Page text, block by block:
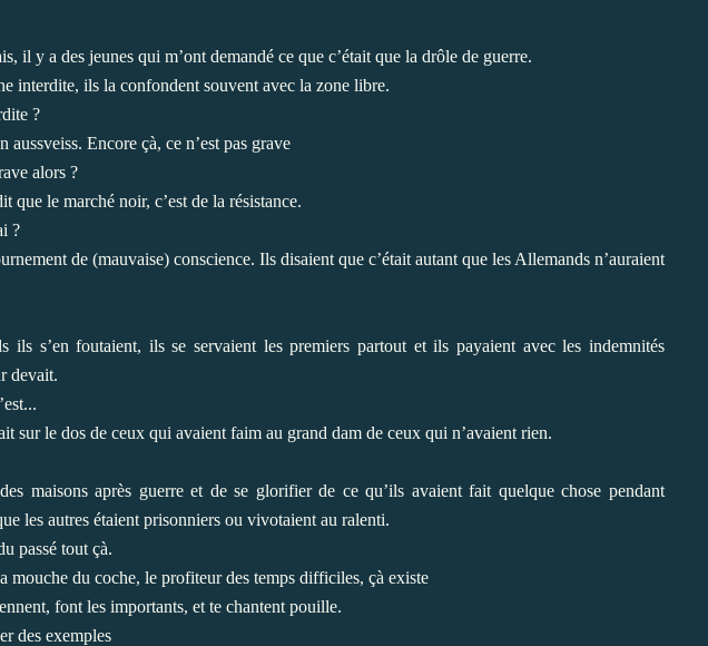
il y a des jeunes qui m’ont demandé ce que c’était que la drôle de guerre.
interdite, ils la confondent souvent avec la zone libre.
?
aussveiss. Encore çà, ce n’est pas grave
alors ?
que le marché noir, c’est de la résistance.
?
de (mauvaise) conscience. Ils disaient que c’était autant que les Allemands n’auraient
ils s’en foutaient, ils se servaient les premiers partout et ils payaient avec les indemnités
devait.
sur le dos de ceux qui avaient faim au grand dam de ceux qui n’avaient rien.
maisons après guerre et de se glorifier de ce qu’ils avaient fait quelque chose pendant
les autres étaient prisonniers ou vivotaient au ralenti.
passé tout çà.
mouche du coche, le profiteur des temps difficiles, çà existe
font les importants, et te chantent pouille.
des exemples